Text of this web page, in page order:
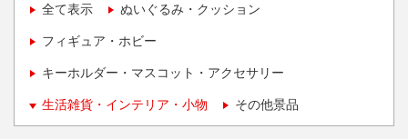
全て表示 ぬいぐるみ・クッション
フィギュア・ホビー
キーホルダー・マスコット・アクセサリー
生活雑貨・インテリア・小物 その他景品